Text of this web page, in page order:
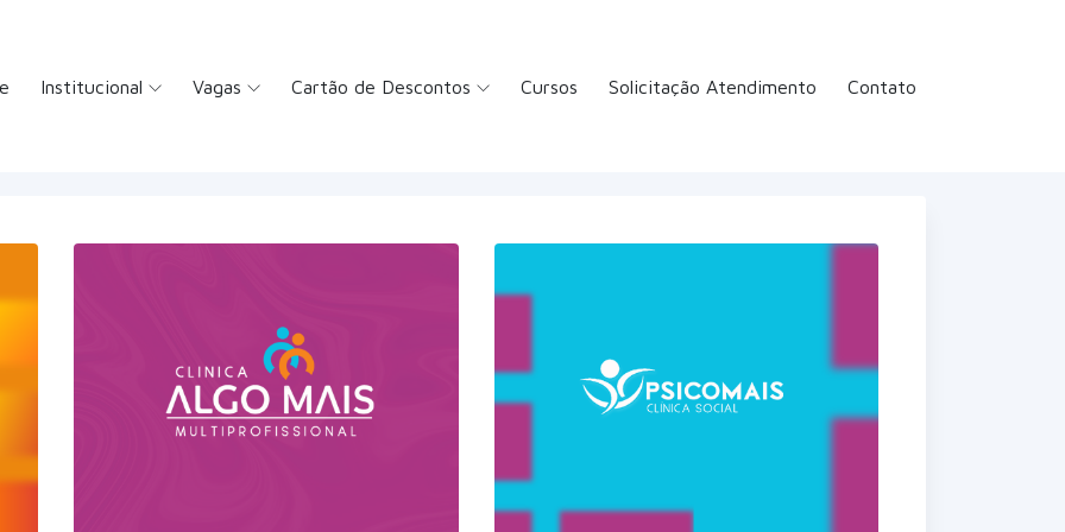
Institucional Vagas Cartão de Descontos Cursos Solicitação Atendimento Contato